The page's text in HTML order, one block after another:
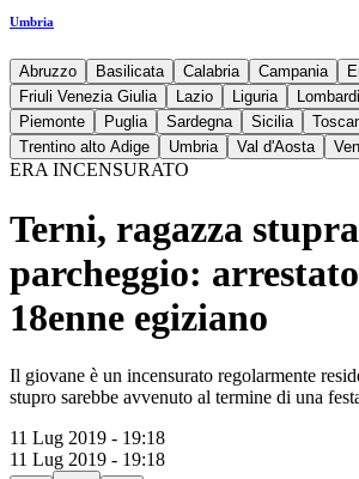
Umbria
Abruzzo Basilicata Calabria Campania
Friuli Venezia Giulia
Lazio Liguria
Piemonte
Puglia Sardegna Sicilia
Trentino alto Adige
Umbria Val d'Aosta
ERA INCENSURATO
Terni, ragazza
parcheggio:
18enne egiziano
Il giovane è un incensurato regolarmente
stupro sarebbe avvenuto al termine di una
11 Lug 2019 - 19:18
11 Lug 2019 - 19:18